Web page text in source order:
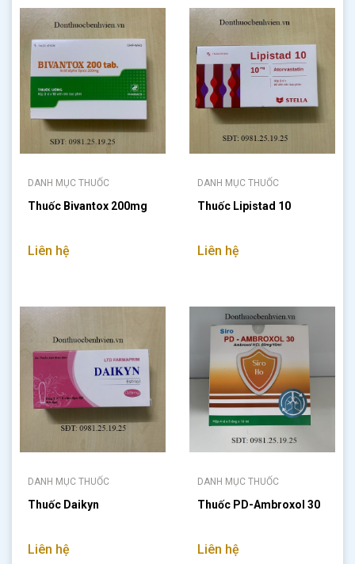
DANH MỤC THUỐC
Thuốc Bivantox 200mg
Liên hệ
DANH MỤC THUỐC
Thuốc Lipistad 10
Liên hệ
DANH MỤC THUỐC
Thuốc Daikyn
Liên hệ
DANH MỤC THUỐC
Thuốc PD-Ambroxol 30
Liên hệ